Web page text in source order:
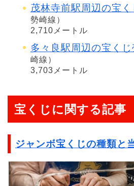
茂林寺前駅周辺の宝
勢崎線）
2,710メートル
多々良駅周辺の宝く
崎線）
3,703メートル
宝くじに関する記事
ジャンボ宝くじの種類と